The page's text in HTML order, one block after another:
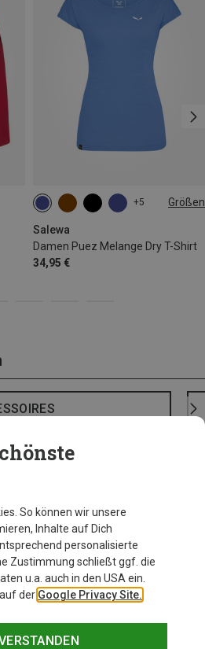
+5 Größen
Salewa
Damen Puez Melange Dry T-Shirt
34,95 €
XS S M
So können wir unsere
Inhalte auf Dich
personalisierte
Zustimmung schließt ggf. die
u.a. auch in den USA ein.
der Google Privacy Site.